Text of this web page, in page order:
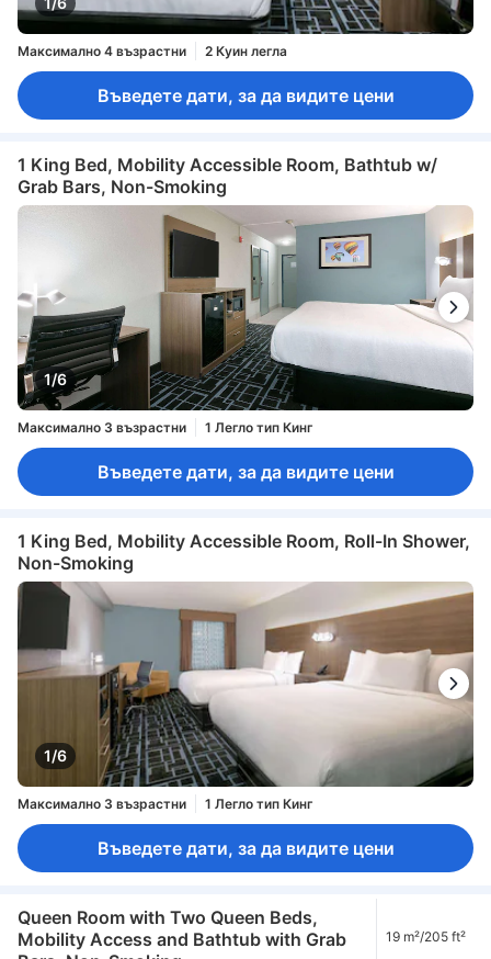
Максимално 4 възрастни 2 Куин легла
Въведете дати, за да видите цени
1 King Bed, Mobility Accessible Room, Bathtub w/
Grab Bars, Non-Smoking
1/6
Максимално 3 възрастни 1 Легло тип Кинг
Въведете дати, за да видите цени
1 King Bed, Mobility Accessible Room, Roll-In Shower,
Non-Smoking
1/6
Максимално 3 възрастни 1 Легло тип Кинг
Въведете дати, за да видите цени
Queen Room with Two Queen Beds,
Mobility Access and Bathtub with Grab
19 m²/205 ft²